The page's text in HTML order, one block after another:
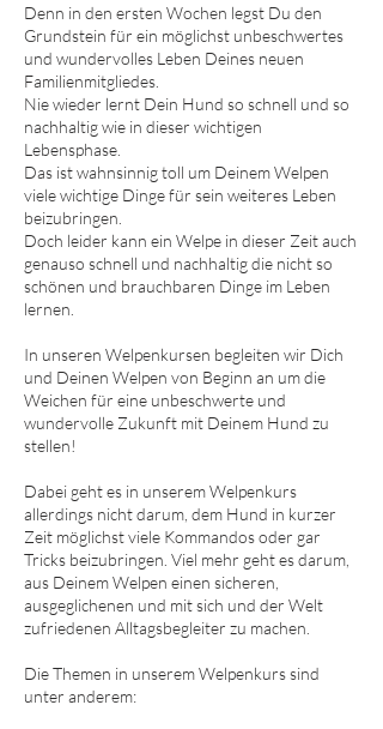
Denn in den ersten Wochen legst Du den
Grundstein für ein möglichst unbeschwertes
und wundervolles Leben Deines neuen
Familienmitgliedes.
Nie wieder lernt Dein Hund so schnell und so
nachhaltig wie in dieser wichtigen
Lebensphase.
Das ist wahnsinnig toll um Deinem Welpen
viele wichtige Dinge für sein weiteres Leben
beizubringen.
Doch leider kann ein Welpe in dieser Zeit auch
genauso schnell und nachhaltig die nicht so
schönen und brauchbaren Dinge im Leben
lernen.
In unseren Welpenkursen begleiten wir Dich
und Deinen Welpen von Beginn an um die
Weichen für eine unbeschwerte und
wundervolle Zukunft mit Deinem Hund zu
stellen!
Dabei geht es in unserem Welpenkurs
allerdings nicht darum, dem Hund in kurzer
Zeit möglichst viele Kommandos oder gar
Tricks beizubringen. Viel mehr geht es darum,
aus Deinem Welpen einen sicheren,
ausgeglichenen und mit sich und der Welt
zufriedenen Alltagsbegleiter zu machen.
Die Themen in unserem Welpenkurs sind
unter anderem: